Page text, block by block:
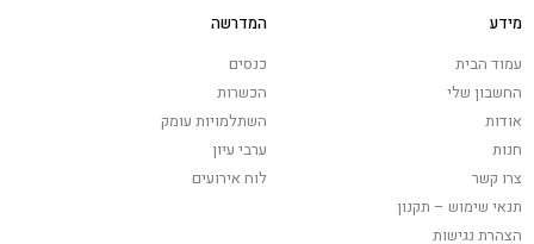
מידע
עמוד הבית
החשבון שלי
אודות
חנות
צרו קשר
תנאי שימוש – תקנון
הצהרת נגישות
המדרשה
כנסים
הכשרות
השתלמויות עומק
ערבי עיון
לוח אירועים